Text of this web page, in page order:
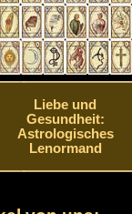
Liebe und
Gesundheit:
Astrologisches
Lenormand